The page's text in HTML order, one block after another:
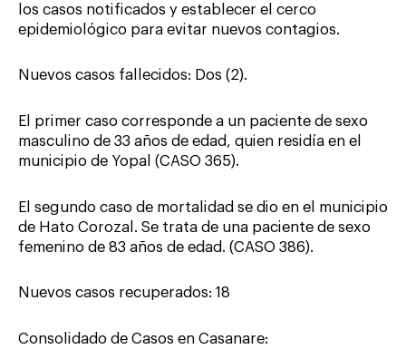
los casos notificados y establecer el cerco
epidemiológico para evitar nuevos contagios.
Nuevos casos fallecidos: Dos (2).
El primer caso corresponde a un paciente de sexo
masculino de 33 años de edad, quien residía en el
municipio de Yopal (CASO 365).
El segundo caso de mortalidad se dio en el municipio
de Hato Corozal. Se trata de una paciente de sexo
femenino de 83 años de edad. (CASO 386).
Nuevos casos recuperados: 18
Consolidado de Casos en Casanare: